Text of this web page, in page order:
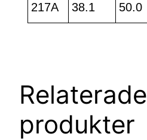
217A 38.1 50.0
Relaterade
produkter